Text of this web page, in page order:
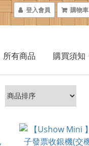
登入會員 購物車
所有商品 購買須知